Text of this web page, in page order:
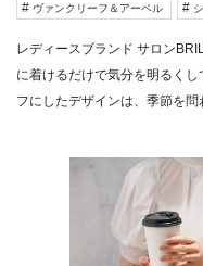
ヴァンクリーフ＆アーペル
レディースブランド サロン
に着けるだけで気分を明るく
フにしたデザインは、季節を